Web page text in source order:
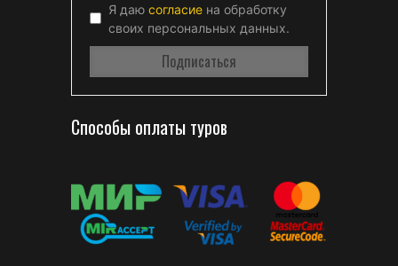
Я даю согласие на обработку
своих персональных данных.
Способы оплаты туров